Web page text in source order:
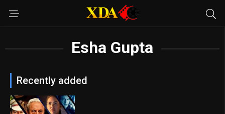
Esha Gupta
Recently added